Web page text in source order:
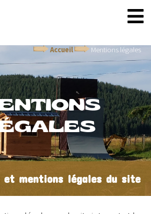
Accueil Mentions légales
et mentions légales du site